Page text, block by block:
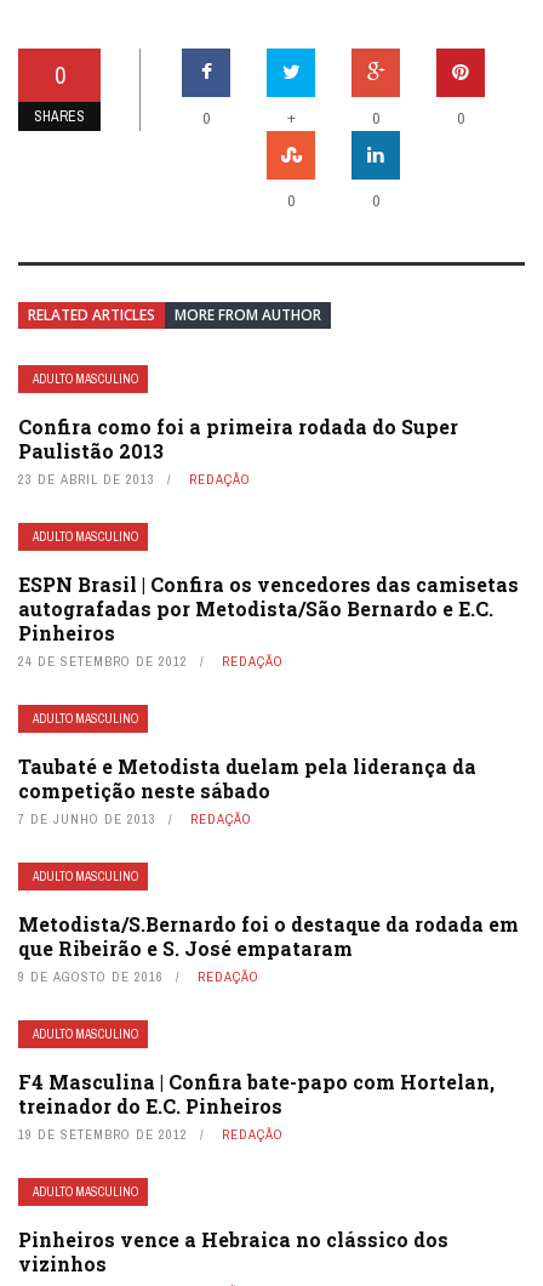
0
SHARES 0 + 0 0
0 0
RELATED ARTICLES MORE FROM AUTHOR
ADULTO MASCULINO
Confira como foi a primeira rodada do Super
Paulistão 2013
23 DE ABRIL DE 2013 REDAÇÃO
ADULTO MASCULINO
ESPN Brasil | Confira os vencedores das camisetas
autografadas por Metodista/São Bernardo e E.C.
Pinheiros
24 DE SETEMBRO DE 2012 REDAÇÃO
ADULTO MASCULINO
Taubaté e Metodista duelam pela liderança da
competição neste sábado
7 DE JUNHO DE 2013 REDAÇÃO
ADULTO MASCULINO
Metodista/S.Bernardo foi o destaque da rodada em
que Ribeirão e S. José empataram
9 DE AGOSTO DE 2016 REDAÇÃO
ADULTO MASCULINO
F4 Masculina | Confira bate-papo com Hortelan,
treinador do E.C. Pinheiros
19 DE SETEMBRO DE 2012 REDAÇÃO
ADULTO MASCULINO
Pinheiros vence a Hebraica no clássico dos
vizinhos